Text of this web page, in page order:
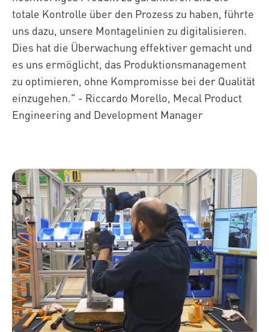
totale Kontrolle über den Prozess zu haben, führte
uns dazu, unsere Montagelinien zu digitalisieren.
Dies hat die Überwachung effektiver gemacht und
es uns ermöglicht, das Produktionsmanagement
zu optimieren, ohne Kompromisse bei der Qualität
einzugehen." - Riccardo Morello, Mecal Product
Engineering and Development Manager